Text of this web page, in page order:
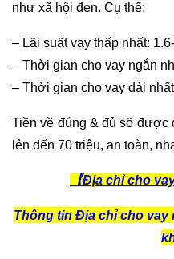
như xã hội đen. Cụ thể:
– Lãi suất vay thấp nhất:
– Thời gian cho vay ngắn
– Thời gian cho vay dài
Tiền về đúng & đủ số được
lên đến 70 triệu, an toàn,
【Địa chỉ cho
Thông tin Địa chỉ cho